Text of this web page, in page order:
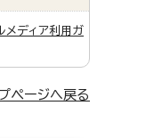
メディア利用ガ
ページへ戻る